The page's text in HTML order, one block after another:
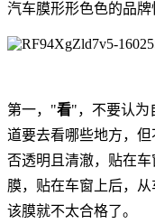
汽车膜形形色色的品牌
第一，"看"，不要认为
道要去看哪些地方，
否透明且清澈，贴在
膜，贴在车窗上后，
该膜就不太合格了。